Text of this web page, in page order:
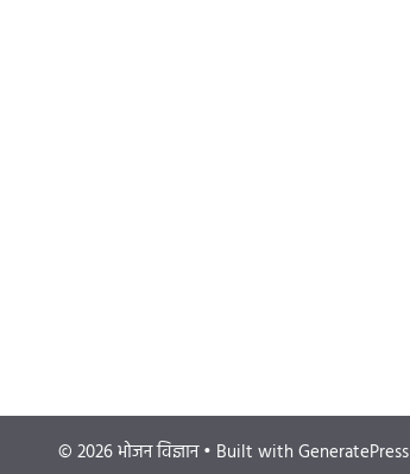
© 2026 भोजन विज्ञान• Built with GeneratePress